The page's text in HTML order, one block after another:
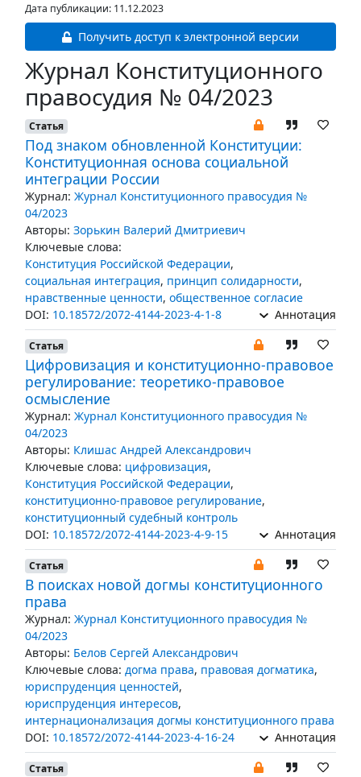
Дата публикации: 11.12.2023
Получить доступ к электронной версии
Журнал Конституционного
правосудия № 04/2023
Статья
Под знаком обновленной Конституции:
Конституционная основа социальной
интеграции России
Журнал: Журнал Конституционного правосудия №
04/2023
Авторы: Зорькин Валерий Дмитриевич
Ключевые слова:
Конституция Российской Федерации,
социальная интеграция, принцип солидарности,
нравственные ценности, общественное согласие
DOI: 10.18572/2072-4144-2023-4-1-8 Аннотация
Статья
Цифровизация и конституционно-правовое
регулирование: теоретико-правовое
осмысление
Журнал: Журнал Конституционного правосудия №
04/2023
Авторы: Клишас Андрей Александрович
Ключевые слова: цифровизация,
Конституция Российской Федерации,
конституционно-правовое регулирование,
конституционный судебный контроль
DOI: 10.18572/2072-4144-2023-4-9-15 Аннотация
Статья
В поисках новой догмы конституционного
права
Журнал: Журнал Конституционного правосудия №
04/2023
Авторы: Белов Сергей Александрович
Ключевые слова: догма права, правовая догматика,
юриспруденция ценностей,
юриспруденция интересов,
интернационализация догмы конституционного права
DOI: 10.18572/2072-4144-2023-4-16-24 Аннотация
Статья